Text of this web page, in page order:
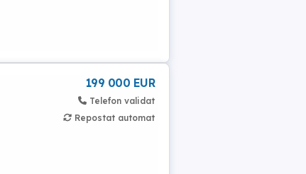
199 000 EUR
Telefon validat
Repostat automat